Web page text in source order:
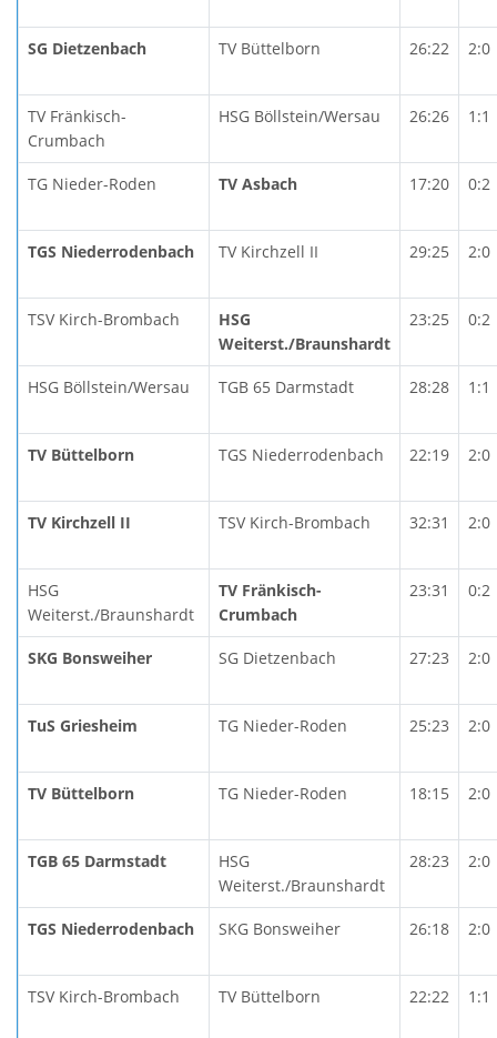
SG Dietzenbach TV Büttelborn 26:22 2:0
TV Fränkisch-
Crumbach
HSG Böllstein/Wersau 26:26 1:1
TG Nieder-Roden TV Asbach 17:20 0:2
TGS Niederrodenbach TV Kirchzell II 29:25 2:0
TSV Kirch-Brombach
HSG
Weiterst./Braunshardt
23:25 0:2
HSG Böllstein/Wersau TGB 65 Darmstadt 28:28 1:1
TV Büttelborn TGS Niederrodenbach 22:19 2:0
TV Kirchzell II TSV Kirch-Brombach 32:31 2:0
HSG
Weiterst./Braunshardt
TV Fränkisch-
Crumbach
23:31 0:2
SKG Bonsweiher SG Dietzenbach 27:23 2:0
TuS Griesheim TG Nieder-Roden 25:23 2:0
TV Büttelborn TG Nieder-Roden 18:15 2:0
TGB 65 Darmstadt
HSG
Weiterst./Braunshardt
28:23 2:0
TGS Niederrodenbach SKG Bonsweiher 26:18 2:0
TSV Kirch-Brombach TV Büttelborn 22:22 1:1